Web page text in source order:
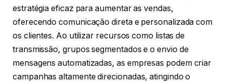
estratégia eficaz para aumentar as vendas,
oferecendo comunicação direta e personalizada com
os clientes. Ao utilizar recursos como listas de
transmissão, grupos segmentados e o envio de
mensagens automatizadas, as empresas podem criar
campanhas altamente direcionadas, atingindo o